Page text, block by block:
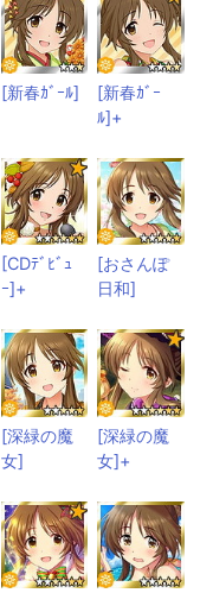
[新春ｶﾞｰﾙ]
[新春ｶﾞｰ
ﾙ]+
[CDﾃﾞﾋﾞｭ
ｰ]+
[おさんぽ
日和]
[深緑の魔
女]
[深緑の魔
女]+